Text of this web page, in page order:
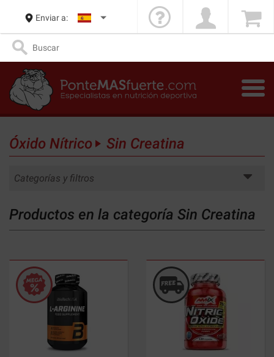
Enviar a:
Óxido Nítrico Sin Creatina
Categorías y filtros
Productos en la categoría Sin Creatina